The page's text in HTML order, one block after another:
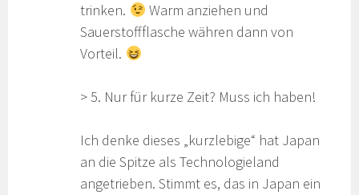
trinken.
Warm anziehen und
Sauerstoffflasche währen dann von
Vorteil.
> 5. Nur für kurze Zeit? Muss ich haben!
Ich denke dieses „kurzlebige“ hat Japan
an die Spitze als Technologieland
angetrieben. Stimmt es, das in Japan ein